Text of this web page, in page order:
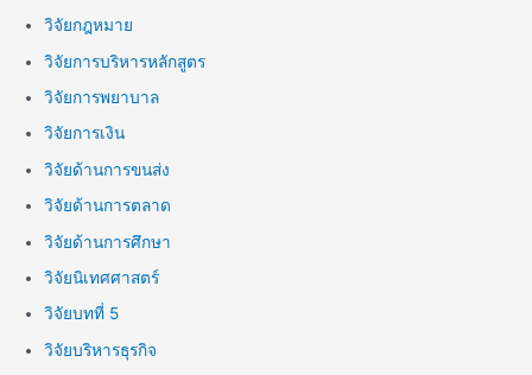
วิจัยกฎหมาย
วิจัยการบริหารหลักสูตร
วิจัยการพยาบาล
วิจัยการเงิน
วิจัยด้านการขนส่ง
วิจัยด้านการตลาด
วิจัยด้านการศึกษา
วิจัยนิเทศศาสตร์
วิจัยบทที่ 5
วิจัยบริหารธุรกิจ